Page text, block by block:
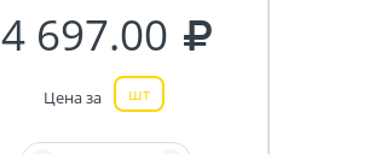
4 697.00
Цена за шт